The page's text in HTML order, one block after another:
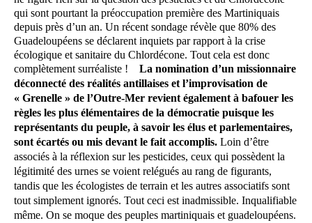
qui sont pourtant la préoccupation première des Martiniquais
depuis près d’un an. Un récent sondage révèle que 80% des
Guadeloupéens se déclarent inquiets par rapport à la crise
écologique et sanitaire du Chlordécone. Tout cela est donc
complètement surréaliste !
La nomination d’un missionnaire
déconnecté des réalités antillaises et l’improvisation de
« Grenelle » de l’Outre-Mer revient également à bafouer les
règles les plus élémentaires de la démocratie puisque les
représentants du peuple, à savoir les élus et parlementaires,
sont écartés ou mis devant le fait accomplis. Loin d’être
associés à la réflexion sur les pesticides, ceux qui possèdent la
légitimité des urnes se voient relégués au rang de figurants,
tandis que les écologistes de terrain et les autres associatifs sont
tout simplement ignorés. Tout ceci est inadmissible. Inqualifiable
même. On se moque des peuples martiniquais et guadeloupéens.